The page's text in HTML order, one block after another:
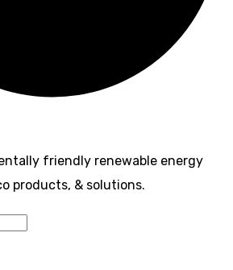
friendly renewable energy
products, & solutions.